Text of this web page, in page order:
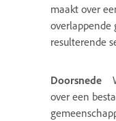
maakt over
overlappende
resulterende
Doorsnede
over een